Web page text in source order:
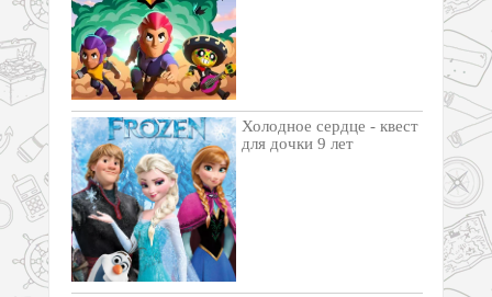
Холодное сердце - квест
для дочки 9 лет